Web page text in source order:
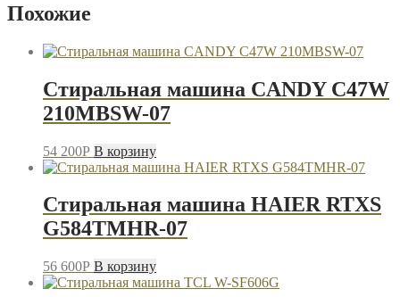
CSO34
T1/2-
Похожие
Стиральная машина CANDY C47W
210MBSW-07
54 200P В корзину
Стиральная машина HAIER RTXS
G584TMHR-07
56 600P В корзину